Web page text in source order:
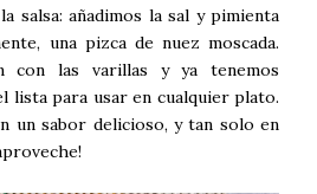
salsa: añadimos la sal y pimienta
una pizca de nuez moscada.
con las varillas y ya tenemos
lista para usar en cualquier plato.
un sabor delicioso, y tan solo en